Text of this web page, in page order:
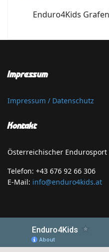
Enduro4Kids
Impressum
Impressum / Datenschutz
Kontakt
Österreichischer Endurosport
Telefon: +43 676 92 66 306
E-Mail: info@enduro4kids.at